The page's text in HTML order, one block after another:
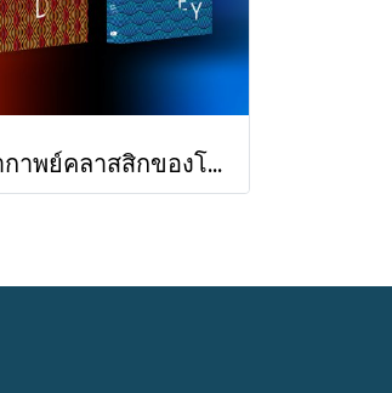
มหากาพย์คลาสสิกของโฮเมอร์ อีเลียด + โอดิสซีย์ 2 เล่ม Iliad & Odyssey / Homer / ต้นฉบับอังกฤษ: ซามูเอล บัตเลอร์/ผู้แปล ไอริสา ชั้นศิริ / ยิปซี Gypsy